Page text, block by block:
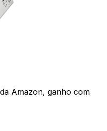
Amazon, ganho com